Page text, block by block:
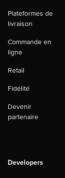
Plateformes de
livraison
Commande en
ligne
Retail
Fidélité
Devenir
partenaire
Developers